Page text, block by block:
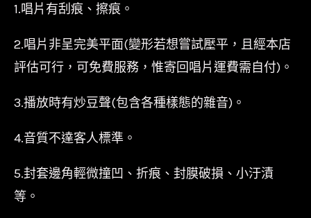
1.唱片有刮痕、擦痕。
2.唱片非呈完美平面(變形若想嘗試壓平，且經本店
評估可行，可免費服務，惟寄回唱片運費需自付)。
3.播放時有炒豆聲(包含各種樣態的雜音)。
4.音質不達客人標準。
5.封套邊角輕微撞凹、折痕、封膜破損、小汙漬
等。